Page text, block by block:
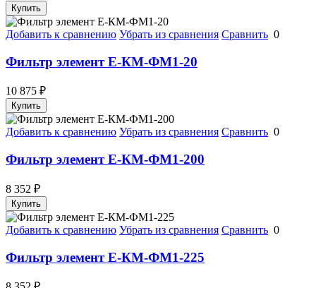
Купить
Добавить к сравнению Убрать из сравнения Сравнить 0
Фильтр элемент Е-КМ-ФМ1-20
10 875 ₽
Купить
Добавить к сравнению Убрать из сравнения Сравнить 0
Фильтр элемент Е-КМ-ФМ1-200
8 352 ₽
Купить
Добавить к сравнению Убрать из сравнения Сравнить 0
Фильтр элемент Е-КМ-ФМ1-225